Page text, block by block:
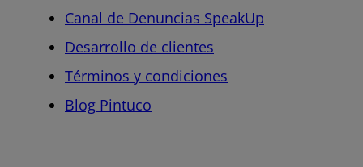
Canal de Denuncias SpeakUp
Desarrollo de clientes
Términos y condiciones
Blog Pintuco